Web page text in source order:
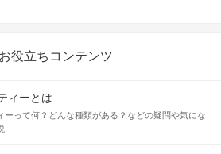
役立ちコンテンツ
ィーとは
ーって何？どんな種類がある？などの疑問や気にな